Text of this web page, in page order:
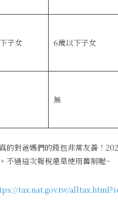
子女 6歲以下子女
無
的對爸媽們的錢包非常友善！
不過這次報稅還是使用舊制喔~
tax.nat.gov.tw/